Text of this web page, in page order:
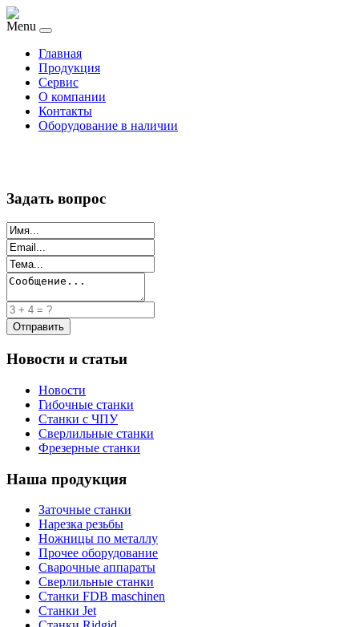
Menu
Главная
Продукция
Сервис
О компании
Контакты
Оборудование в наличии
Задать вопрос
Новости и статьи
Новости
Гибочные станки
Станки с ЧПУ
Сверлильные станки
Фрезерные станки
Наша продукция
Заточные станки
Нарезка резьбы
Ножницы по металлу
Прочее оборудование
Сварочные аппараты
Сверлильные станки
Станки FDB maschinen
Станки Jet